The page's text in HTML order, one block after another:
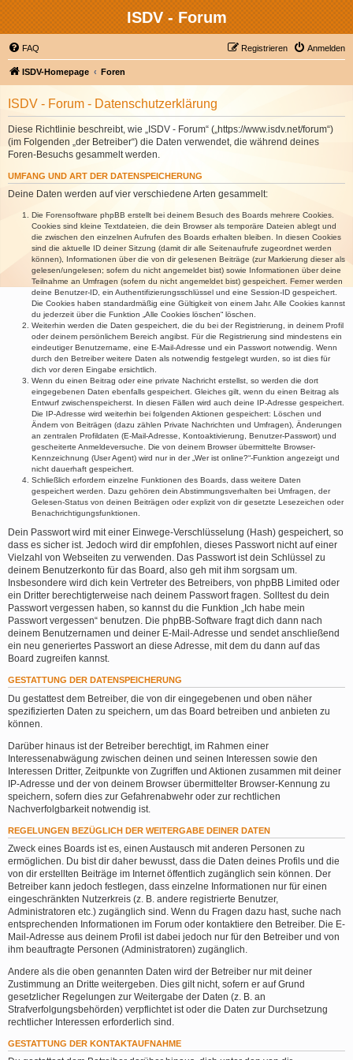
ISDV - Forum
FAQ Anmelden
Registrieren
ISDV-Homepage Foren
ISDV - Forum - Datenschutzerklärung
Diese Richtlinie beschreibt, wie „ISDV - Forum“ („https://www.isdv.net/forum“)
(im Folgenden „der Betreiber“) die Daten verwendet, die während deines
Foren-Besuchs gesammelt werden.
UMFANG UND ART DER DATENSPEICHERUNG
Deine Daten werden auf vier verschiedene Arten gesammelt:
Die Forensoftware phpBB erstellt bei deinem Besuch des Boards mehrere Cookies.
Cookies sind kleine Textdateien, die dein Browser als temporäre Dateien ablegt und
die zwischen den einzelnen Aufrufen des Boards erhalten bleiben. In diesen Cookies
sind die aktuelle ID deiner Sitzung (damit dir alle Seitenaufrufe zugeordnet werden
können), Informationen über die von dir gelesenen Beiträge (zur Markierung dieser als
gelesen/ungelesen; sofern du nicht angemeldet bist) sowie Informationen über deine
Teilnahme an Umfragen (sofern du nicht angemeldet bist) gespeichert. Ferner werden
deine Benutzer-ID, ein Authentifizierungsschlüssel und eine Session-ID gespeichert.
Die Cookies haben standardmäßig eine Gültigkeit von einem Jahr. Alle Cookies kannst
du jederzeit über die Funktion „Alle Cookies löschen“ löschen.
Weiterhin werden die Daten gespeichert, die du bei der Registrierung, in deinem Profil
oder deinem persönlichem Bereich angibst. Für die Registrierung sind mindestens ein
eindeutiger Benutzername, eine E-Mail-Adresse und ein Passwort notwendig. Wenn
durch den Betreiber weitere Daten als notwendig festgelegt wurden, so ist dies für
dich vor deren Eingabe ersichtlich.
Wenn du einen Beitrag oder eine private Nachricht erstellst, so werden die dort
eingegebenen Daten ebenfalls gespeichert. Gleiches gilt, wenn du einen Beitrag als
Entwurf zwischenspeicherst. In diesen Fällen wird auch deine IP-Adresse gespeichert.
Die IP-Adresse wird weiterhin bei folgenden Aktionen gespeichert: Löschen und
Ändern von Beiträgen (dazu zählen Private Nachrichten und Umfragen), Änderungen
an zentralen Profildaten (E-Mail-Adresse, Kontoaktivierung, Benutzer-Passwort) und
gescheiterte Anmeldeversuche. Die von deinem Browser übermittelte Browser-
Kennzeichnung (User Agent) wird nur in der „Wer ist online?“-Funktion angezeigt und
nicht dauerhaft gespeichert.
Schließlich erfordern einzelne Funktionen des Boards, dass weitere Daten
gespeichert werden. Dazu gehören dein Abstimmungsverhalten bei Umfragen, der
Gelesen-Status von deinen Beiträgen oder explizit von dir gesetzte Lesezeichen oder
Benachrichtigungsfunktionen.
Dein Passwort wird mit einer Einwege-Verschlüsselung (Hash) gespeichert, so
dass es sicher ist. Jedoch wird dir empfohlen, dieses Passwort nicht auf einer
Vielzahl von Webseiten zu verwenden. Das Passwort ist dein Schlüssel zu
deinem Benutzerkonto für das Board, also geh mit ihm sorgsam um.
Insbesondere wird dich kein Vertreter des Betreibers, von phpBB Limited oder
ein Dritter berechtigterweise nach deinem Passwort fragen. Solltest du dein
Passwort vergessen haben, so kannst du die Funktion „Ich habe mein
Passwort vergessen“ benutzen. Die phpBB-Software fragt dich dann nach
deinem Benutzernamen und deiner E-Mail-Adresse und sendet anschließend
ein neu generiertes Passwort an diese Adresse, mit dem du dann auf das
Board zugreifen kannst.
GESTATTUNG DER DATENSPEICHERUNG
Du gestattest dem Betreiber, die von dir eingegebenen und oben näher
spezifizierten Daten zu speichern, um das Board betreiben und anbieten zu
können.
Darüber hinaus ist der Betreiber berechtigt, im Rahmen einer
Interessenabwägung zwischen deinen und seinen Interessen sowie den
Interessen Dritter, Zeitpunkte von Zugriffen und Aktionen zusammen mit deiner
IP-Adresse und der von deinem Browser übermittelter Browser-Kennung zu
speichern, sofern dies zur Gefahrenabwehr oder zur rechtlichen
Nachverfolgbarkeit notwendig ist.
REGELUNGEN BEZÜGLICH DER WEITERGABE DEINER DATEN
Zweck eines Boards ist es, einen Austausch mit anderen Personen zu
ermöglichen. Du bist dir daher bewusst, dass die Daten deines Profils und die
von dir erstellten Beiträge im Internet öffentlich zugänglich sein können. Der
Betreiber kann jedoch festlegen, dass einzelne Informationen nur für einen
eingeschränkten Nutzerkreis (z. B. andere registrierte Benutzer,
Administratoren etc.) zugänglich sind. Wenn du Fragen dazu hast, suche nach
entsprechenden Informationen im Forum oder kontaktiere den Betreiber. Die E-
Mail-Adresse aus deinem Profil ist dabei jedoch nur für den Betreiber und von
ihm beauftragte Personen (Administratoren) zugänglich.
Andere als die oben genannten Daten wird der Betreiber nur mit deiner
Zustimmung an Dritte weitergeben. Dies gilt nicht, sofern er auf Grund
gesetzlicher Regelungen zur Weitergabe der Daten (z. B. an
Strafverfolgungsbehörden) verpflichtet ist oder die Daten zur Durchsetzung
rechtlicher Interessen erforderlich sind.
GESTATTUNG DER KONTAKTAUFNAHME